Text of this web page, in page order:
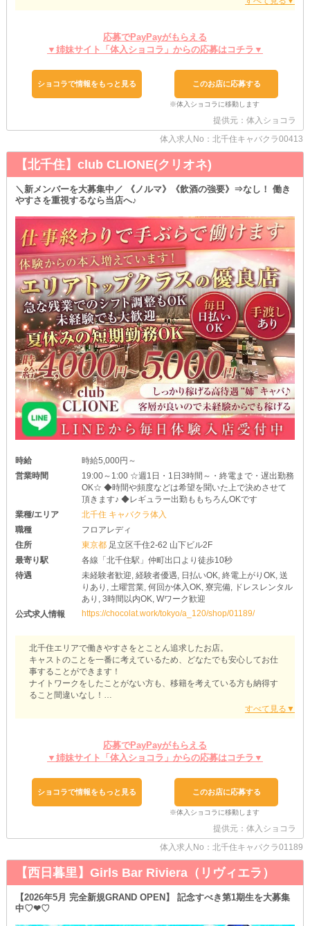
そんな子はぜひ当店でナイトワークデビューしませんか？
【アプリコット】ではお仕事内容をイチから丁寧にスタッフがレク
チャー♪
ず一つひとつ覚えていけますよ◎
≈ストレスフリーな良環境≈
売上の競い合いがないから、ほかのキャストとギスギスすることは
もちろん、出勤の強制もしていないので、プライベートを重視して
快適な夜職ライフを実現できますよ♪
私生活優先で無理なくお仕事して、今以上に稼いじゃいましょう！
≈ソフトドリンクで接客OK≈
体質的にお酒が飲めない女の子でも、安心して働ける環境が整って
います◎
お茶やジュースをご用意しているため、無理して飲酒をしなくても
大丈夫！
ノンアル勤務でぜひお客様との会話を楽しんでくださいね♪
応募でPayPayがもらえる
▼姉妹サイト「体入ショコラ」からの応募はコチラ▼
ショコラで情報をもっと見る このお店に応募する
提供元：体入ショコラ
体入求人No：北千住キャバクラ00413
【北千住】club CLIONE(クリオネ)
＼新メンバーを大募集中／ 《ノルマ》《飲酒の強要》⇒なし！ 働き
やすさを重視するなら当店へ♪
時給
時給5,000円～
営業時間
19:00～1:00 ☆週1日・1日3時間～・終電まで・遅出勤務
OK☆ ◆時間や頻度などは希望を聞いた上で決めさせて
頂きます♪ ◆レギュラー出勤ももちろんOKです
業種/エリア
北千住 キャバクラ体入
職種
フロアレディ
住所
東京都 足立区千住2-62 山下ビル2F
最寄り駅
各線「北千住駅」仲町出口より徒歩10秒
待遇
未経験者歓迎, 経験者優遇, 日払いOK, 終電上がりOK, 送
りあり, 土曜営業, 何回か体入OK, 寮完備, ドレスレンタル
あり, 3時間以内OK, Wワーク歓迎
公式求人情報
https://chocolat.work/tokyo/a_120/shop/01189/
北千住エリアで働きやすさをとことん追求したお店。
キャストのことを一番に考えているため、どなたでも安心してお仕
事することができます！
ナイトワークをしたことがない方も、移籍を考えている方も納得す
ること間違いなし！
「接客業は初めてだから緊張する…」
「盛り上がるお話ができるか不安…」
そんな方でも問題ありません！
＊お給料は働いたその日に受け取れる＊
出勤した日に給与をもらえるので、急な出費があった日や支払いが
立て続いてしまった方でも、もう困ることはありません！
＊自由なスタイルで勤務できる＊
《1日3時間以内》《終電上がり》など、あなたのスタイルで働ける
職場です！
プライベートとお仕事を両立させて、稼いでください。
応募でPayPayがもらえる
▼姉妹サイト「体入ショコラ」からの応募はコチラ▼
ショコラで情報をもっと見る このお店に応募する
提供元：体入ショコラ
体入求人No：北千住キャバクラ01189
【西日暮里】Girls Bar Riviera（リヴィエラ）
【2026年5月 完全新規GRAND OPEN】 記念すべき第1期生を大募集
中♡❤︎♡